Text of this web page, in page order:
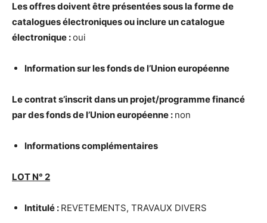
Les offres doiventêtre présentées sous la forme de
cataloguesélectroniques ou inclure un catalogue
électronique :oui
Information sur les fonds de l’Union européenne
Le contrat s’inscrit dans un projet/programme financé
par des fonds de l’Union européenne : non
Informations complémentaires
LOT N° 2
Intitulé : REVETEMENTS, TRAVAUX DIVERS